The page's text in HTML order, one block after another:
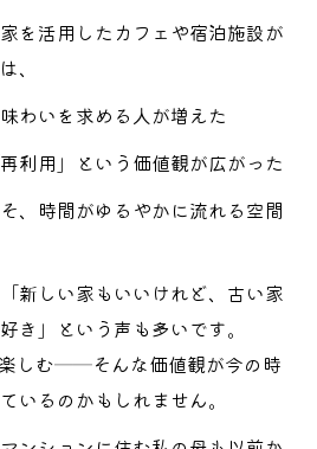
を活用したカフェや宿泊施設が
、
わいを求める人が増えた
利用」という価値観が広がった
、時間がゆるやかに流れる空間
新しい家もいいけれど、古い家
き」という声も多いです。
しむ──そんな価値観が今の時
いるのかもしれません。